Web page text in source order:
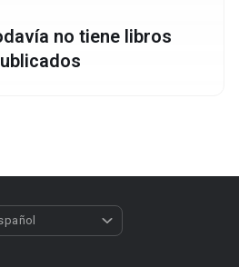
no tiene libros